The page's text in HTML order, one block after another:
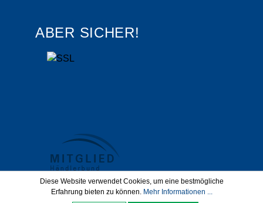
ABER SICHER!
Diese Website verwendet Cookies, um eine bestmögliche
Erfahrung bieten zu können. Mehr Informationen ...